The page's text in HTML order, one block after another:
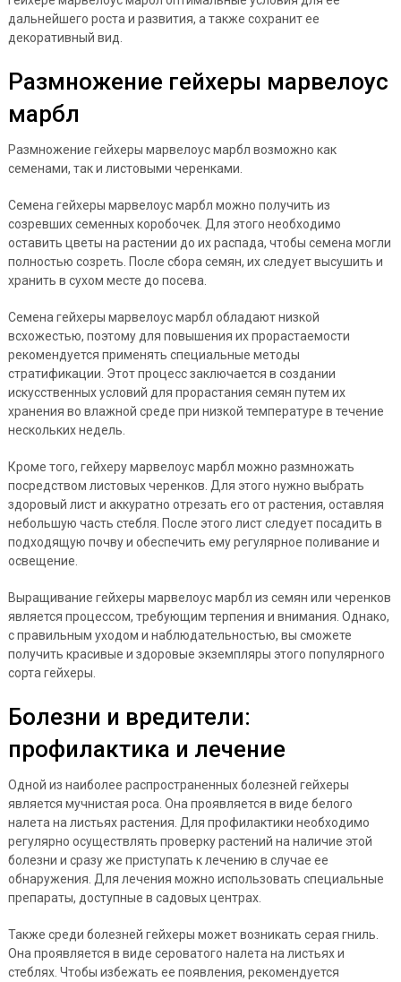
дальнейшего роста и развития, а также сохранит ее
декоративный вид.
Размножение гейхеры марвелоус
марбл
Размножение гейхеры марвелоус марбл возможно как
семенами, так и листовыми черенками.
Семена гейхеры марвелоус марбл можно получить из
созревших семенных коробочек. Для этого необходимо
оставить цветы на растении до их распада, чтобы семена могли
полностью созреть. После сбора семян, их следует высушить и
хранить в сухом месте до посева.
Семена гейхеры марвелоус марбл обладают низкой
всхожестью, поэтому для повышения их прорастаемости
рекомендуется применять специальные методы
стратификации. Этот процесс заключается в создании
искусственных условий для прорастания семян путем их
хранения во влажной среде при низкой температуре в течение
нескольких недель.
Кроме того, гейхеру марвелоус марбл можно размножать
посредством листовых черенков. Для этого нужно выбрать
здоровый лист и аккуратно отрезать его от растения, оставляя
небольшую часть стебля. После этого лист следует посадить в
подходящую почву и обеспечить ему регулярное поливание и
освещение.
Выращивание гейхеры марвелоус марбл из семян или черенков
является процессом, требующим терпения и внимания. Однако,
с правильным уходом и наблюдательностью, вы сможете
получить красивые и здоровые экземпляры этого популярного
сорта гейхеры.
Болезни и вредители:
профилактика и лечение
Одной из наиболее распространенных болезней гейхеры
является мучнистая роса. Она проявляется в виде белого
налета на листьях растения. Для профилактики необходимо
регулярно осуществлять проверку растений на наличие этой
болезни и сразу же приступать к лечению в случае ее
обнаружения. Для лечения можно использовать специальные
препараты, доступные в садовых центрах.
Также среди болезней гейхеры может возникать серая гниль.
Она проявляется в виде сероватого налета на листьях и
стеблях. Чтобы избежать ее появления, рекомендуется